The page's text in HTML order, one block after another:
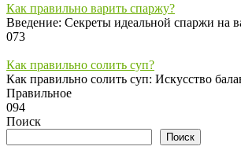
Как правильно варить спаржу?
Введение: Секреты идеальной спаржи на
073
Как правильно солить суп?
Как правильно солить суп: Искусство
Правильное
094
Поиск
Поиск